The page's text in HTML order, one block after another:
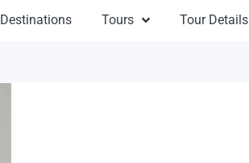
Destinations Tours Tour Details